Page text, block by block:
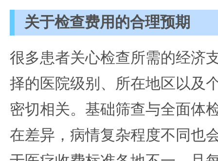
关于检查费用的合理预期
很多患者关心检查所需的经济
择的医院级别、所在地区以及
密切相关。基础筛查与全面体
在差异，病情复杂程度不同也